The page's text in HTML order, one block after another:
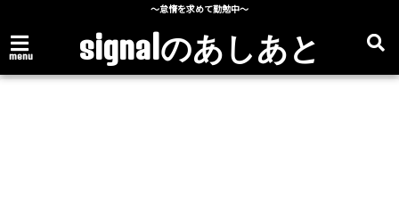
～怠惰を求めて勤勉中～
menu signalのあしあと